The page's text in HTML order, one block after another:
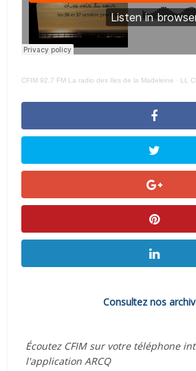
CFIM 92,7 FM La radio des Iles de la Madeleine · LL
Consultez nos
Écoutez CFIM sur votre téléphone
l'application ARCQ